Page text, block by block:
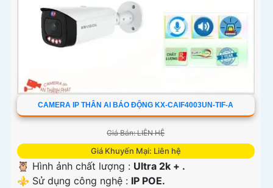
CAMERA IP THÂN AI BÁO ĐỘNG KX-CAIF4003UN-TIF-A
Giá Bán: LIÊN HỆ
Giá Khuyến Mại: Liên hệ
🦉 Hình ảnh chất lượng : Ultra 2k + .
⚜️ Sử dụng công nghệ : IP POE.